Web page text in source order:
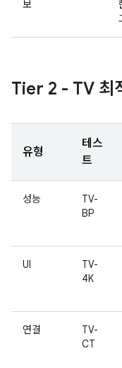
보
Tier 2 - TV 최
유형
테스
트
성능
TV-
BP
UI
TV-
4K
연결
TV-
CT